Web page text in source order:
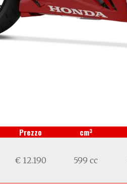
Prezzo cm3
€ 12.190 599 cc